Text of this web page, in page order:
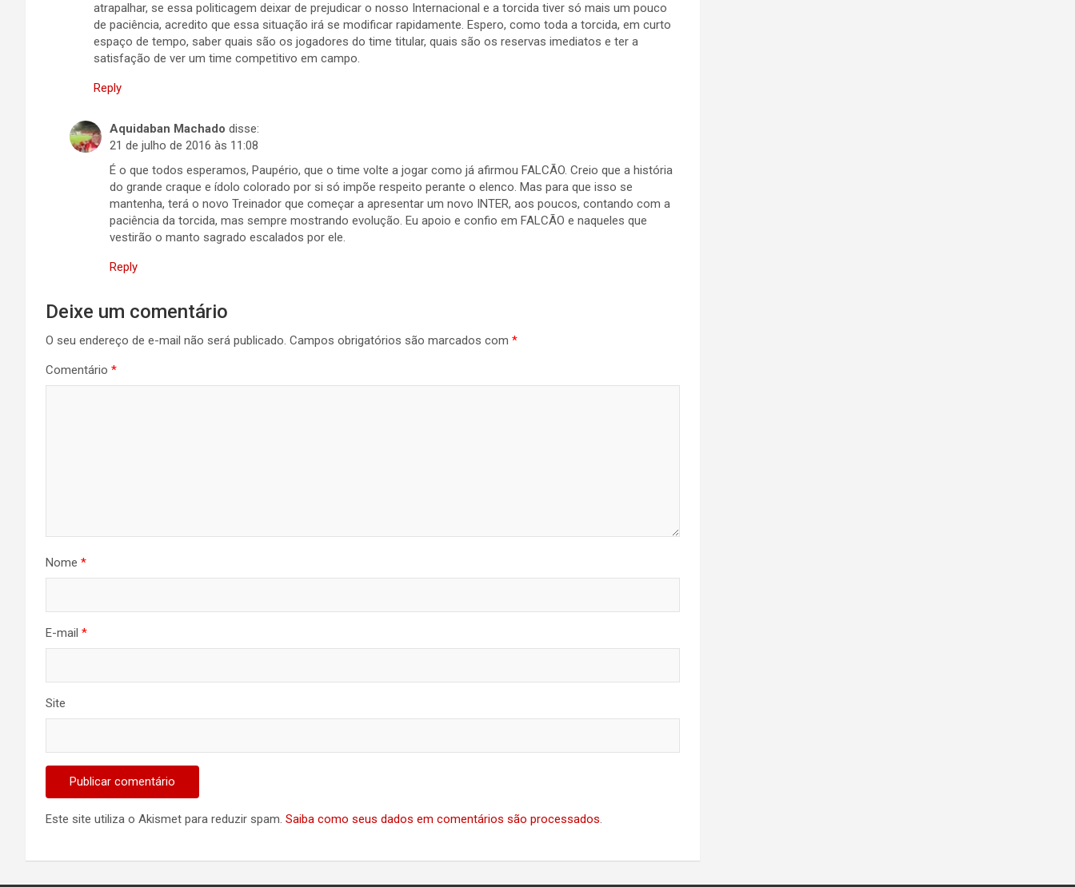
atrapalhar, se essa politicagem deixar de prejudicar o nosso Internacional e a torcida tiver só mais um pouco
de paciência, acredito que essa situação irá se modificar rapidamente. Espero, como toda a torcida, em curto
espaço de tempo, saber quais são os jogadores do time titular, quais são os reservas imediatos e ter a
satisfação de ver um time competitivo em campo.
Reply
Aquidaban Machado disse:
21 de julho de 2016 às 11:08
É o que todos esperamos, Paupério, que o time volte a jogar como já afirmou FALCÃO. Creio que a história
do grande craque e ídolo colorado por si só impõe respeito perante o elenco. Mas para que isso se
mantenha, terá o novo Treinador que começar a apresentar um novo INTER, aos poucos, contando com a
paciência da torcida, mas sempre mostrando evolução. Eu apoio e confio em FALCÃO e naqueles que
vestirão o manto sagrado escalados por ele.
Reply
Deixe um comentário
O seu endereço de e-mail não será publicado. Campos obrigatórios são marcados com *
Comentário *
Nome *
E-mail *
Site
Este site utiliza o Akismet para reduzir spam. Saiba como seus dados em comentários são processados.